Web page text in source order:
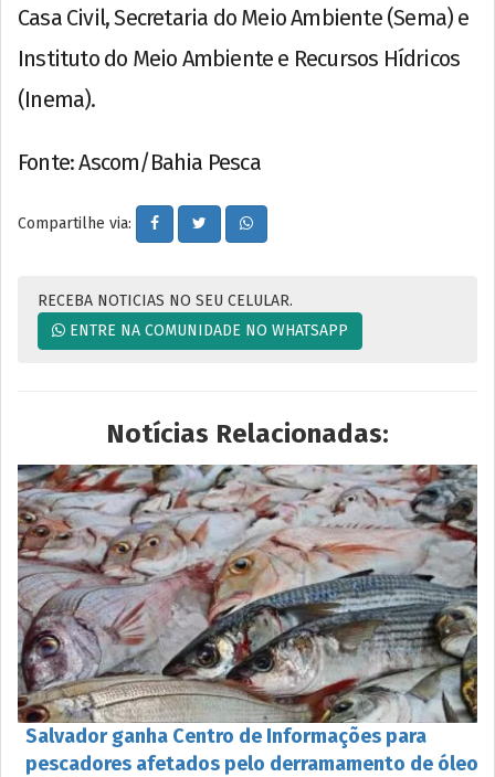
Casa Civil, Secretaria do Meio Ambiente (Sema) e
Instituto do Meio Ambiente e Recursos Hídricos
(Inema).
Fonte: Ascom/Bahia Pesca
Compartilhe via:
RECEBA NOTICIAS NO SEU CELULAR.
ENTRE NA COMUNIDADE NO WHATSAPP
Notícias Relacionadas:
Salvador ganha Centro de Informações para
pescadores afetados pelo derramamento de óleo